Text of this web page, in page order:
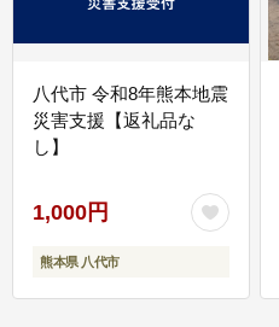
八代市 令和8年熊本地震
災害支援【返礼品な
し】
1,000円
熊本県 八代市